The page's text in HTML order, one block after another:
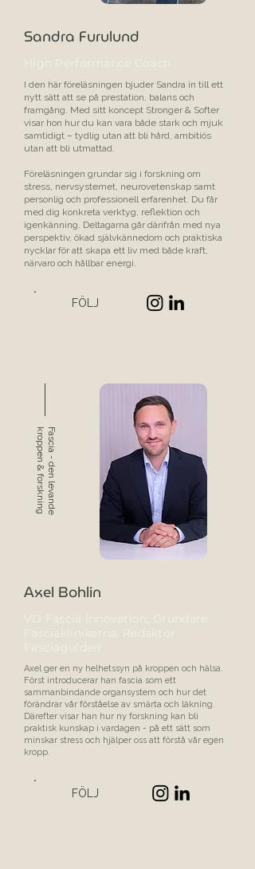
Sandra Furulund
High Performance Coach
I den här föreläsningen bjuder Sandra in till ett
nytt sätt att se på prestation, balans och
framgång. Med sitt koncept Stronger & Softer
visar hon hur du kan vara både stark och mjuk
samtidigt – tydlig utan att bli hård, ambitiös
utan att bli utmattad.
Föreläsningen grundar sig i forskning om
stress, nervsystemet, neurovetenskap samt
personlig och professionell erfarenhet. Du får
med dig konkreta verktyg, reflektion och
igenkänning. Deltagarna går därifrån med nya
perspektiv, ökad självkännedom och praktiska
nycklar för att skapa ett liv med både kraft,
närvaro och hållbar energi.
FÖLJ
F
a
s
c
i
a
-
d
e
n
l
e
v
a
n
d
e
k
r
o
p
p
e
n
&
f
o
r
s
k
n
i
n
g
Axel Bohlin
VD Fascia Innovation, Grundare
Fasciaklinikerna, Redaktör
Fasciaguiden
Axel ger en ny helhetssyn på kroppen och hälsa.
Först introducerar han fascia som ett
sammanbindande organsystem och hur det
förändrar vår förståelse av smärta och läkning.
Därefter visar han hur ny forskning kan bli
praktisk kunskap i vardagen - på ett sätt som
minskar stress och hjälper oss att förstå vår egen
kropp.
FÖLJ